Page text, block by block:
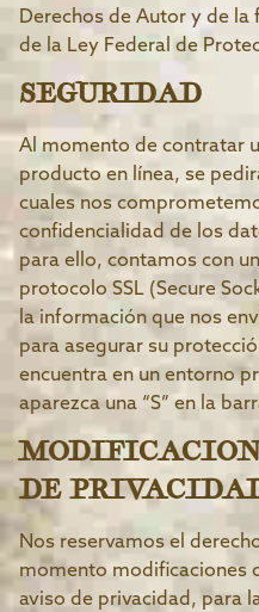
Derechos de Autor y de
de la Ley Federal de
SEGURIDAD
Al momento de contratar
producto en línea, se
cuales nos
confidencialidad de los
para ello, contamos con
protocolo SSL (Secure
la información que nos
para asegurar su
encuentra en un entorno
aparezca una “S” en la
DE
Nos reservamos el
momento modificaciones
aviso de privacidad, para